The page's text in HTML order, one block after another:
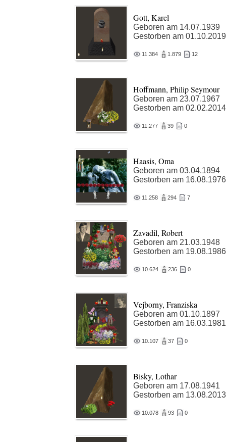
Gott, Karel
Geboren am 14.07.1939
Gestorben am 01.10.2019
11.384 1.879 12
Hoffmann, Philip Seymour
Geboren am 23.07.1967
Gestorben am 02.02.2014
11.277 39 0
Haasis, Oma
Geboren am 03.04.1894
Gestorben am 16.08.1976
11.258 294 7
Zavadil, Robert
Geboren am 21.03.1948
Gestorben am 19.08.1986
10.624 236 0
Vejborny, Franziska
Geboren am 01.10.1897
Gestorben am 16.03.1981
10.107 37 0
Bisky, Lothar
Geboren am 17.08.1941
Gestorben am 13.08.2013
10.078 93 0